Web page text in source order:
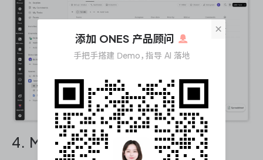
4. Monday.com
×
添加 ONES 产品顾问
手把手搭建 Demo，指导 AI 落地